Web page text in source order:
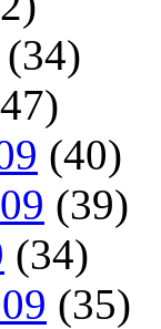
(34)
(40)
(39)
(34)
(35)